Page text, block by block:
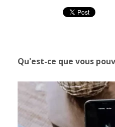
Qu'est-ce que vous